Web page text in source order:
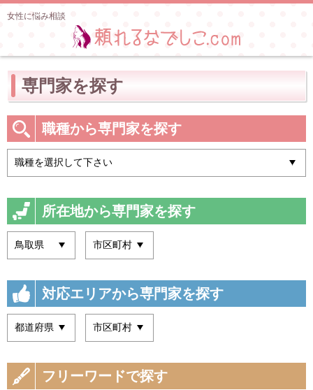
女性に悩み相談
専門家を探す
職種から専門家を探す
所在地から専門家を探す
対応エリアから専門家を探す
フリーワードで探す